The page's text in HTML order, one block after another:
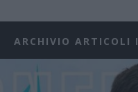
ARCHIVIO ARTICOLI